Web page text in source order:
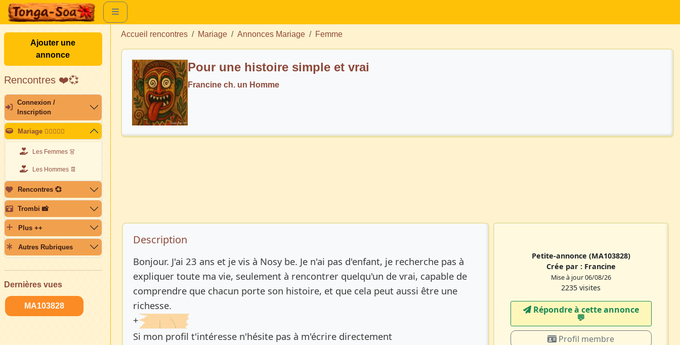
Ajouter une
annonce
Rencontres ❤️💞
Connexion /
Inscription
Mariage 👩🏽‍❤️‍👨🏽
Les Femmes 👗
Les Hommes 👖
Rencontres 💞
Trombi 📸
Plus ++
Autres Rubriques
Dernières vues
MA103828
Accueil rencontres Mariage Annonces Mariage Femme
Pour une histoire simple et vrai
Francine ch. un Homme
Description de l’annonce
Description
Bonjour. J'ai 23 ans et je vis à Nosy be. Je n'ai pas d'enfant, je recherche pas à
expliquer toute ma vie, seulement à rencontrer quelqu'un de vrai, capable de
comprendre que chacun porte son histoire, et que cela peut aussi être une
richesse.
+
Si mon profil t'intéresse n'hésite pas à m'écrire directement
Petite-annonce (MA103828)
Crée par : Francine
Mise à jour 06/08/26
2235 visites
Répondre à cette annonce
💬​
Profil membre